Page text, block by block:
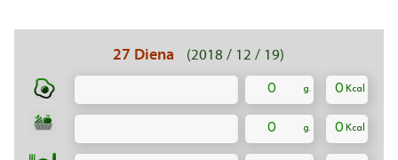
27 Diena (2018 / 12 / 19)
0 0
0 0